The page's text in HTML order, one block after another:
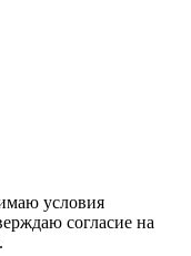
условия
согласие на